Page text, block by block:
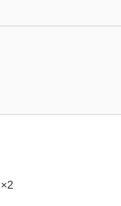
、クロックムッ
ーヒー・ホット
けます。